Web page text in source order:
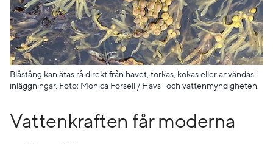
Blåstång kan ätas rå direkt från havet, torkas, kokas eller användas i
inläggningar. Foto: Monica Forsell / Havs- och vattenmyndigheten.
Vattenkraften får moderna